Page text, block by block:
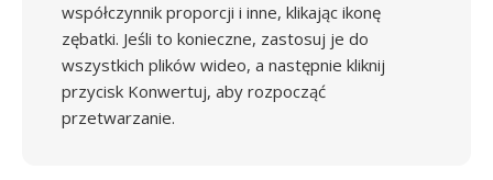
współczynnik proporcji i inne, klikając ikonę
zębatki. Jeśli to konieczne, zastosuj je do
wszystkich plików wideo, a następnie kliknij
przycisk Konwertuj, aby rozpocząć
przetwarzanie.